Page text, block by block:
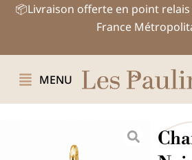
Aller📦Livraison offerte en point relais
France
MENU